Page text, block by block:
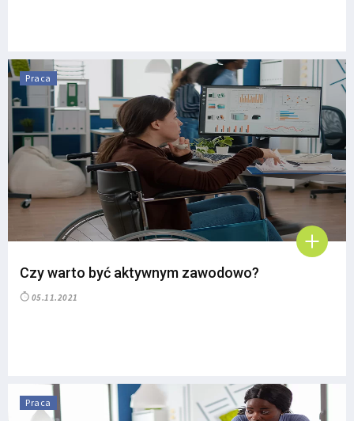
Praca
Czy warto być aktywnym zawodowo?
05.11.2021
Praca